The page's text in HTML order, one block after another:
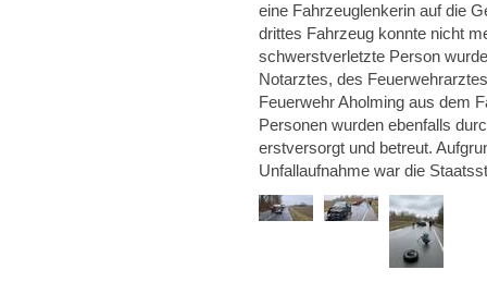
eine Fahrzeuglenkerin auf die
drittes Fahrzeug konnte nicht
schwerstverletzte Person
Notarztes, des
Feuerwehr Aholming aus dem
Personen wurden ebenfalls
erstversorgt und betreut.
Unfallaufnahme war die